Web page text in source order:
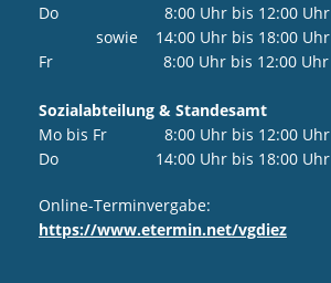
Do 8:00 Uhr bis 12:00 Uhr
sowie 14:00 Uhr bis 18:00 Uhr
Fr 8:00 Uhr bis 12:00 Uhr
Sozialabteilung & Standesamt
Mo bis Fr 8:00 Uhr bis 12:00 Uhr
Do 14:00 Uhr bis 18:00 Uhr
Online-Terminvergabe:
https://www.etermin.net/vgdiez